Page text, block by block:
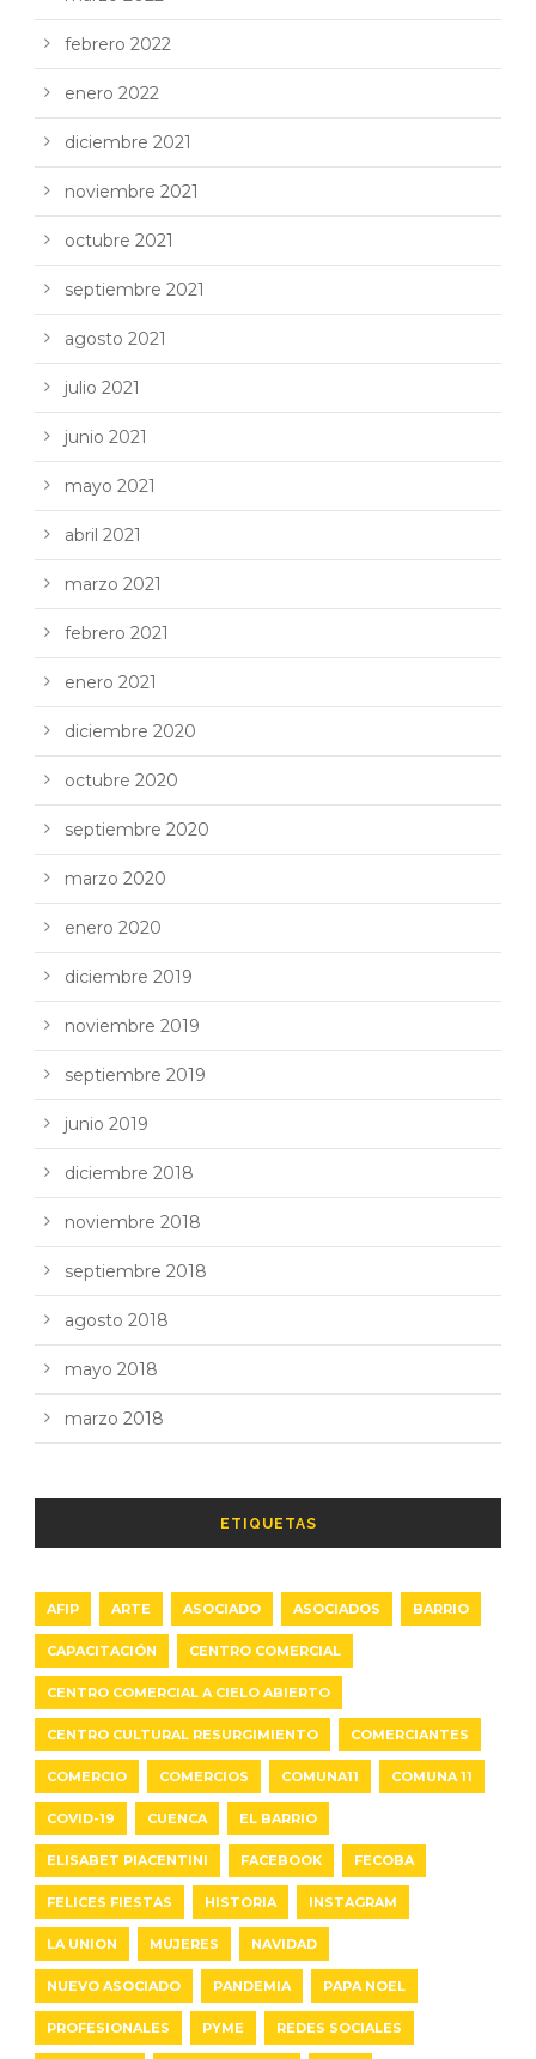
febrero 2022
enero 2022
diciembre 2021
noviembre 2021
octubre 2021
septiembre 2021
agosto 2021
julio 2021
junio 2021
mayo 2021
abril 2021
marzo 2021
febrero 2021
enero 2021
diciembre 2020
octubre 2020
septiembre 2020
marzo 2020
enero 2020
diciembre 2019
noviembre 2019
septiembre 2019
junio 2019
diciembre 2018
noviembre 2018
septiembre 2018
agosto 2018
mayo 2018
marzo 2018
ETIQUETAS
AFIP ARTE ASOCIADO ASOCIADOS BARRIO
CAPACITACIÓN CENTRO COMERCIAL
CENTRO COMERCIAL A CIELO ABIERTO
CENTRO CULTURAL RESURGIMIENTO COMERCIANTES
COMERCIO COMERCIOS COMUNA11 COMUNA 11
COVID-19 CUENCA EL BARRIO
ELISABET PIACENTINI FACEBOOK FECOBA
FELICES FIESTAS HISTORIA INSTAGRAM
LA UNION MUJERES NAVIDAD
NUEVO ASOCIADO PANDEMIA PAPA NOEL
PROFESIONALES PYME REDES SOCIALES